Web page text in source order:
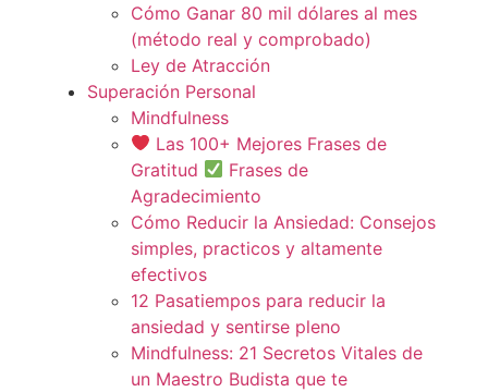
Cómo Ganar 80 mil dólares al mes
(método real y comprobado)
Ley de Atracción
Superación Personal
Mindfulness
Las 100+ Mejores Frases de
Gratitud
Frases de
Agradecimiento
Cómo Reducir la Ansiedad: Consejos
simples, practicos y altamente
efectivos
12 Pasatiempos para reducir la
ansiedad y sentirse pleno
Mindfulness: 21 Secretos Vitales de
un Maestro Budista que te